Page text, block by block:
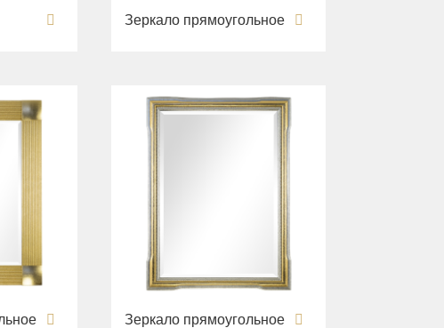
Зеркало прямоугольное
Зеркало прямоугольное